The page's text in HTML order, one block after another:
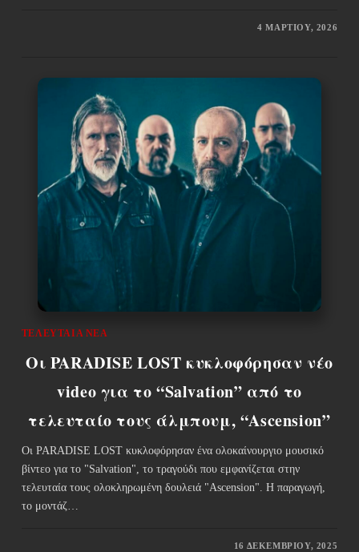
4 ΜΑΡΤΊΟΥ, 2026
ΤΕΛΕΥΤΑΊΑ ΝΈΑ
Οι PARADISE LOST κυκλοφόρησαν νέο
video για το “Salvation” από το
τελευταίο τους άλμπουμ, “Ascension”
Οι PARADISE LOST κυκλοφόρησαν ένα ολοκαίνουργιο μουσικό
βίντεο για το "Salvation", το τραγούδι που εμφανίζεται στην
τελευταία τους ολοκληρωμένη δουλειά "Ascension". Η παραγωγή,
το μοντάζ…
16 ΔΕΚΕΜΒΡΊΟΥ, 2025